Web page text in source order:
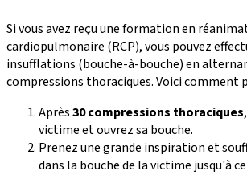
Si vous avez reçu une formation en
cardiopulmonaire (RCP), vous pouvez
insufflations (bouche-à-bouche) en
compressions thoraciques. Voici comment
Après30 compressions thoraciques
victime et ouvrez sa bouche.
Prenez une grande inspiration et
dans la bouche de la victime jusqu'à